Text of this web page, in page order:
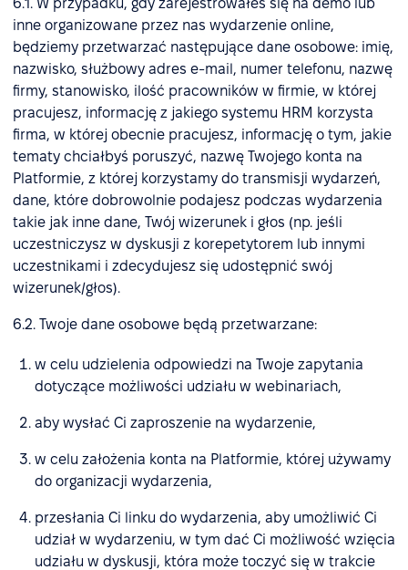
6.1. W przypadku, gdy zarejestrowałeś się na demo lub
inne organizowane przez nas wydarzenie online,
będziemy przetwarzać następujące dane osobowe: imię,
nazwisko, służbowy adres e-mail, numer telefonu, nazwę
firmy, stanowisko, ilość pracowników w firmie, w której
pracujesz, informację z jakiego systemu HRM korzysta
firma, w której obecnie pracujesz, informację o tym, jakie
tematy chciałbyś poruszyć, nazwę Twojego konta na
Platformie, z której korzystamy do transmisji wydarzeń,
dane, które dobrowolnie podajesz podczas wydarzenia
takie jak inne dane, Twój wizerunek i głos (np. jeśli
uczestniczysz w dyskusji z korepetytorem lub innymi
uczestnikami i zdecydujesz się udostępnić swój
wizerunek/głos).
6.2. Twoje dane osobowe będą przetwarzane:
w celu udzielenia odpowiedzi na Twoje zapytania
dotyczące możliwości udziału w webinariach,
aby wysłać Ci zaproszenie na wydarzenie,
w celu założenia konta na Platformie, której używamy
do organizacji wydarzenia,
przesłania Ci linku do wydarzenia, aby umożliwić Ci
udział w wydarzeniu, w tym dać Ci możliwość wzięcia
udziału w dyskusji, która może toczyć się w trakcie